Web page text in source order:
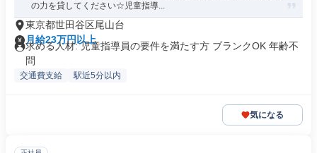
の力を貸してください☆児童指導...
東京都世田谷区尾山台
月給23万円以上
求める人材: 児童指導員の要件を満たす方 ブランクOK 年齢不
問
交通費支給 駅近5分以内
気になる